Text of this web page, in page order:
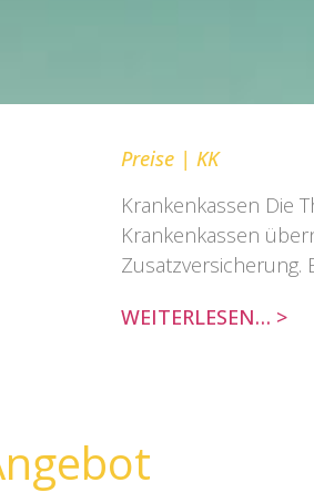
Preise | KK
Krankenkassen Die
Krankenkassen
Zusatzversicherung.
WEITERLESEN… >